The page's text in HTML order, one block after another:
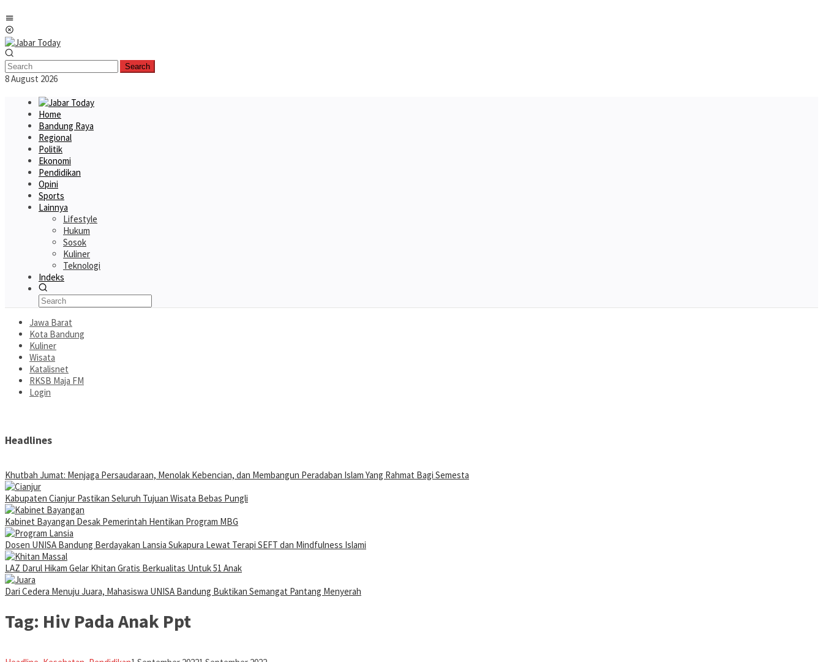
to
content
Search
8 August 2026
Home
Bandung Raya
Regional
Politik
Ekonomi
Pendidikan
Opini
Sports
Lainnya
Lifestyle
Hukum
Sosok
Kuliner
Teknologi
Indeks
Jawa Barat
Kota Bandung
Kuliner
Wisata
Katalisnet
RKSB Maja FM
Login
Headlines
Khutbah Jumat: Menjaga Persaudaraan, Menolak Kebencian, dan Membangun Peradaban Islam Yang Rahmat Bagi Semesta
Kabupaten Cianjur Pastikan Seluruh Tujuan Wisata Bebas Pungli
Kabinet Bayangan Desak Pemerintah Hentikan Program MBG
Dosen UNISA Bandung Berdayakan Lansia Sukapura Lewat Terapi SEFT dan Mindfulness Islami
LAZ Darul Hikam Gelar Khitan Gratis Berkualitas Untuk 51 Anak
Dari Cedera Menuju Juara, Mahasiswa UNISA Bandung Buktikan Semangat Pantang Menyerah
Tag: Hiv Pada Anak Ppt